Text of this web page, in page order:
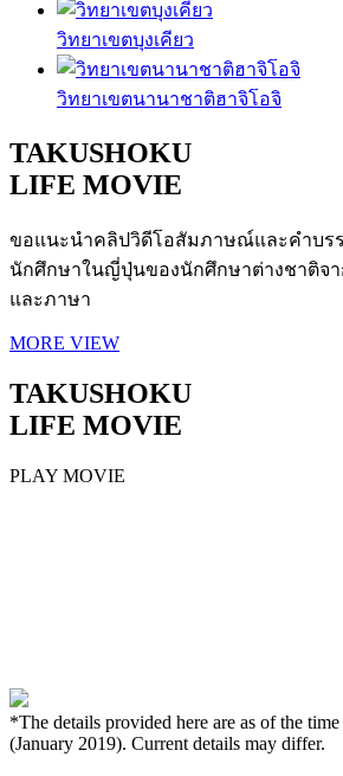
วิทยาเขตบุงเคียว
วิทยาเขตนานาชาติฮาจิโอจิ
TAKUSHOKU
LIFE MOVIE
ขอแนะนำคลิปวิดีโอสัมภาษณ์และคำบรร
นักศึกษาในญี่ปุ่นของนักศึกษาต่างชาติจา
และภาษา
MORE VIEW
TAKUSHOKU
LIFE MOVIE
PLAY MOVIE
*The details provided here are as of the
(January 2019). Current details may differ.